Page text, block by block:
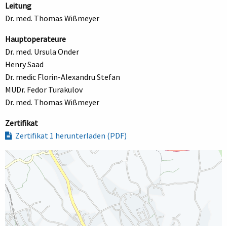
Leitung
Dr. med. Thomas Wißmeyer
Hauptoperateure
Dr. med. Ursula Onder
Henry Saad
Dr. medic Florin-Alexandru Stefan
MUDr. Fedor Turakulov
Dr. med. Thomas Wißmeyer
Zertifikat
Zertifikat 1 herunterladen (PDF)